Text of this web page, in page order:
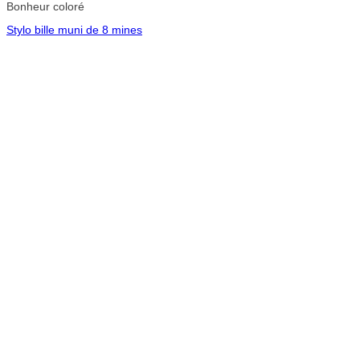
Bonheur coloré
Stylo bille muni de 8 mines